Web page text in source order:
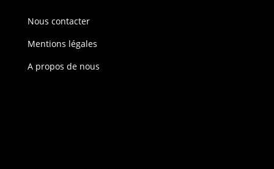
Nous contacter
Mentions légales
A propos de nous